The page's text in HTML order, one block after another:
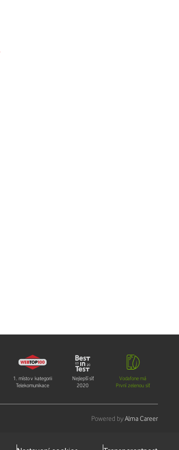
1. místo v kategorii
Telekomunikace
Nejlepší síť
2020
Vodafone má
První zelenou síť
Powered byAlma Career